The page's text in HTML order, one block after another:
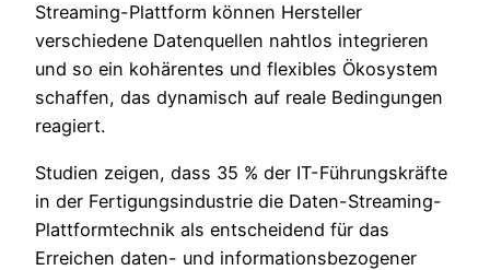
Streaming-Plattform können Hersteller
verschiedene Datenquellen nahtlos integrieren
und so ein kohärentes und flexibles Ökosystem
schaffen, das dynamisch auf reale Bedingungen
reagiert.
Studien zeigen, dass 35 % der IT-Führungskräfte
in der Fertigungsindustrie die Daten-Streaming-
Plattformtechnik als entscheidend für das
Erreichen daten- und informationsbezogener